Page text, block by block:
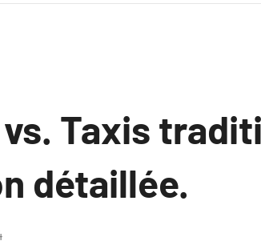
Taxis
détaillée.